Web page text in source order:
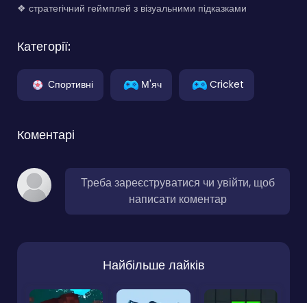
❖ стратегічний геймплей з візуальними підказками
Категорії:
Спортивні М'яч Cricket
Коментарі
Треба зареєструватися чи увійти, щоб
написати коментар
Найбільше лайків